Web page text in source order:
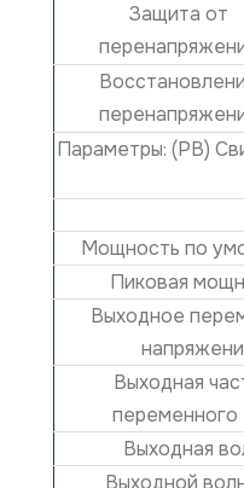
Защита от
Параметры: (PB)
Мощность по
Пиковая
Выходное
Выходная
переменного
Выходная
Выходной